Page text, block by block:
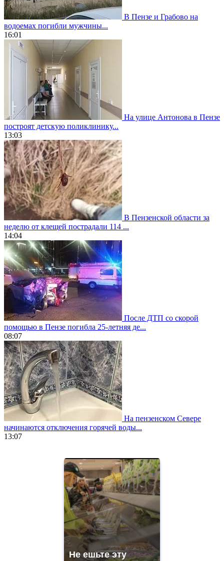
В Пензе и Грабово на
водоемах погибли мужчины...
16:01
На улице Антонова в Пензе
построят детскую поликлинику...
13:03
В Пензенской области за
неделю от клещей пострадали 114 ...
14:04
После ДТП со скорой
помощью в Пензе погибла 25-летняя де...
08:07
На пензенском Севере
начинаются отключения горячей воды...
13:07
https://gradewatches.to/
Не ешьте эту